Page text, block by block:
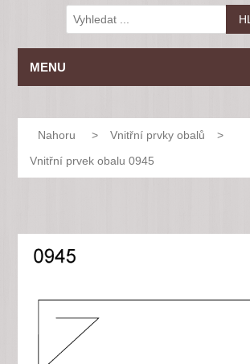
MENU
Nahoru > Vnitřní prvky obalů
>
Vnitřní prvek obalu 0945